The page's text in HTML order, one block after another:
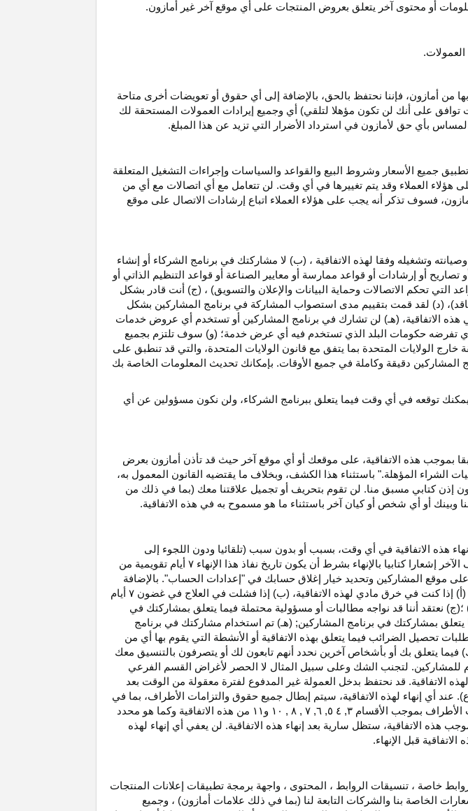
أو محتوى آخر يتعلق بعروض المنتجات على أي موقع آخر غير أمازون.
من أمازون، فإننا نحتفظ بالحق، بالإضافة إلى أي حقوق أو تعويضات أخرى متاحة
على أنك لن تكون مؤهلا لتلقي) أي وجميع إيرادات العمولات المستحقة لك
بأي حق لأمازون في استرداد الأضرار التي تزيد عن هذا المبلغ.
جميع الأسعار وشروط البيع والقواعد والسياسات وإجراءات التشغيل المتعلقة
هؤلاء العملاء وقد يتم تغييرها في أي وقت. لن تتعامل مع أي اتصالات مع أي من
فسوف تذكر أنه يجب على هؤلاء العملاء اتباع إرشادات الاتصال على موقع
وتشغيله وفقا لهذه الاتفاقية ، (ب) لا مشاركتك في برنامج الشركاء أو إنشاء
أو إرشادات أو قواعد ممارسة أو معايير الصناعة أو قواعد التنظيم الذاتي أو
تحكم الاتصالات وحماية البيانات والإعلان والتسويق) ، (ج) أنت قادر بشكل
(د) لقد قمت بتقييم مدى استصواب
المشاركة في برنامج المشاركين بشكل
الاتفاقية، (هـ) لن تشارك في برنامج المشاركين أو تستخدم أي عروض خدمات
تفرضه حكومات البلد الذي تستخدم فيه أي عرض خدمة؛ (و) سوف تلتزم بجميع
خارج الولايات المتحدة بما يتفق مع قانون الولايات المتحدة، والتي قد تنطبق على
المشاركين دقيقة وكاملة في جميع الأوقات. بإمكانك تحديث المعلومات الخاصة بك
توقعه في أي وقت فيما يتعلق ببرنامج الشركاء، ولن نكون مسؤولين عن أي
بموجب هذه الاتفاقية، على موقعك أو أي موقع آخر حيث قد تأذن أمازون بعرض
المؤهلة." باستثناء هذا الكشف، وبخلاف ما يقتضيه القانون المعمول به،
إذن كتابي مسبق منا. لن تقوم بتحريف أو تجميل علاقتنا معك (بما في ذلك من
بيننا وبينك أو أي شخص أو كيان آخر باستثناء ما هو مسموح به في هذه الاتفاقية.
هذه الاتفاقية في أي وقت، بسبب أو بدون سبب (تلقائيا ودون اللجوء إلى
إشعارا كتابيا بالإنهاء بشرط أن يكون تاريخ نفاذ هذا الإنهاء ۷ أيام تقويمية من
موقع المشاركين وتحديد خيار إغلاق حسابك في "إعدادات الحساب". بالإضافة
(أ) إذا كنت في خرق مادي لهذه الاتفاقية، (ب) إذا فشلت في العلاج في غضون ۷ أيام
نعتقد أننا قد نواجه مطالبات أو مسؤولية محتملة فيما يتعلق بمشاركتك في
يتعلق بمشاركتك في برنامج المشاركين; (هـ) تم استخدام مشاركتك في برنامج
تحصيل الضرائب فيما يتعلق بهذه الاتفاقية أو الأنشطة التي يقوم بها أي من
فيما يتعلق بك أو بأشخاص آخرين نحدد أنهم تابعون لك أو يتصرفون بالتنسيق معك
للمشاركين. لتجنب الشك وعلى سبيل المثال لا الحصر لأغراض القسم الفرعي
سيعتبر خرقا لهذه الاتفاقية. قد نحتفظ بدخل العمولة غير المدفوع لفترة معقولة من الوقت بعد
عند أي إنهاء لهذه
الاتفاقية، سيتم إبطال جميع حقوق والتزامات الأطراف، بما في
الأطراف بموجب الأقسام ۳, ٤ ٥, ٦, ۷ , ۸ , ۱۰ و۱۱ من هذه الاتفاقية وكما هو محدد
هذه الاتفاقية، ستظل سارية بعد إنهاء هذه الاتفاقية. لن يعفي أي إنهاء لهذه
قبل الإنهاء.
خاصة ، تنسيقات الروابط ، المحتوى ، واجهة برمجة تطبيقات إعلانات المنتجات
الخاصة بنا والشركات التابعة لنا (بما في ذلك علامات أمازون) ، وجميع